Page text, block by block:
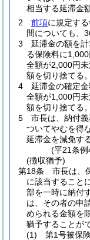
相当する延滞金
2
前項に規定する
間についても、
3
延滞金の額を
る保険料に
全額が2,000円
額を切り捨てる。
4
延滞金の確定
全額が1,000円
額を切り捨てる。
5
市長は、納付
ついてやむを得
延滞金を減免す
(平21条
(徴収猶予)
第18条
市長は、
に該当すること
部を一時に納付
は、その者の申
められる金額を
猶予することが
(1)
第1号被保